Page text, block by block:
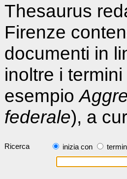
Thesaurus
Firenze
documenti in
inoltre i
esempio
federale), a
Ricerca inizia con